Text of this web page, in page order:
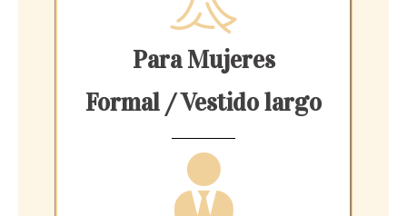
Para Mujeres
Formal / Vestido largo